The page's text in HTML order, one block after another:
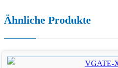
Ähnliche Produkte